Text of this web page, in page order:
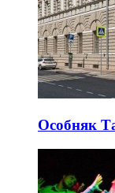
Особняк